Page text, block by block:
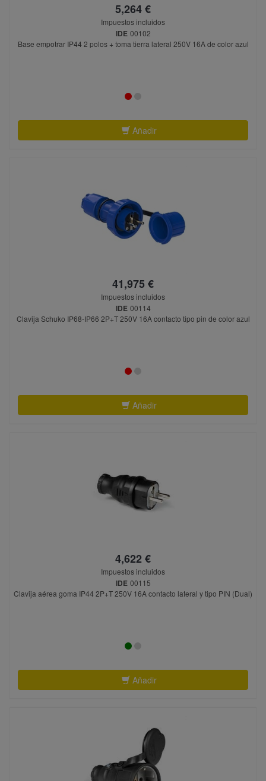
5,264 €
Impuestos incluidos
IDE 00102
Base empotrar IP44 2 polos + toma tierra lateral 250V 16A de color azul
Añadir
41,975 €
Impuestos incluidos
IDE 00114
Clavija Schuko IP68-IP66 2P+T 250V 16A contacto tipo pin de color azul
Añadir
4,622 €
Impuestos incluidos
IDE 00115
Clavija aérea goma IP44 2P+T 250V 16A contacto lateral y tipo PIN (Dual)
Añadir